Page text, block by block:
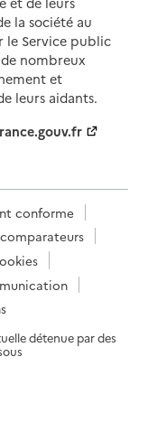
la société au
le Service public
nombreux
et
leurs aidants.
conforme
détenue par des